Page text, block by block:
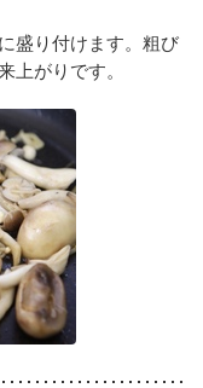
盛り付けます。粗び
上がりです。